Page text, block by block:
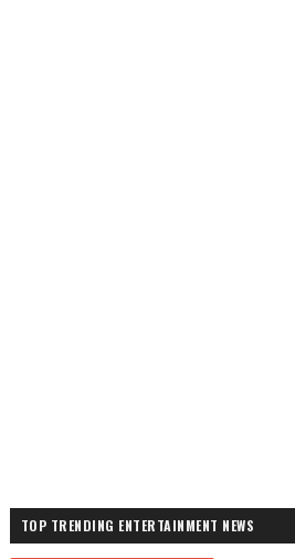
TOP TRENDING ENTERTAINMENT NEWS